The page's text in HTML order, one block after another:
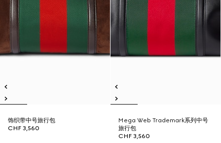
饰织带中号旅行包
CHF 3,560
Mega Web Trademark系列中号
旅行包
CHF 3,560